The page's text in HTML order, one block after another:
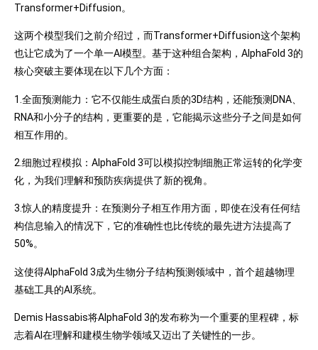
Transformer+Diffusion。
这两个模型我们之前介绍过，而Transformer+Diffusion这个架构
也让它成为了一个单一AI模型。基于这种组合架构，AlphaFold 3的
核心突破主要体现在以下几个方面：
1.全面预测能力：它不仅能生成蛋白质的3D结构，还能预测DNA、
RNA和小分子的结构，更重要的是，它能揭示这些分子之间是如何
相互作用的。
2.细胞过程模拟：AlphaFold 3可以模拟控制细胞正常运转的化学变
化，为我们理解和预防疾病提供了新的视角。
3.惊人的精度提升：在预测分子相互作用方面，即使在没有任何结
构信息输入的情况下，它的准确性也比传统的最先进方法提高了
50%。
这使得AlphaFold 3成为生物分子结构预测领域中，首个超越物理
基础工具的AI系统。
Demis Hassabis将AlphaFold 3的发布称为一个重要的里程碑，标
志着AI在理解和建模生物学领域又迈出了关键性的一步。